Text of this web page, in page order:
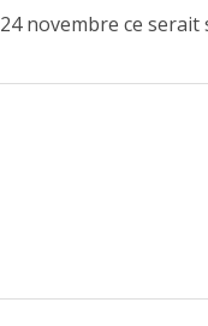
novembre ce serait